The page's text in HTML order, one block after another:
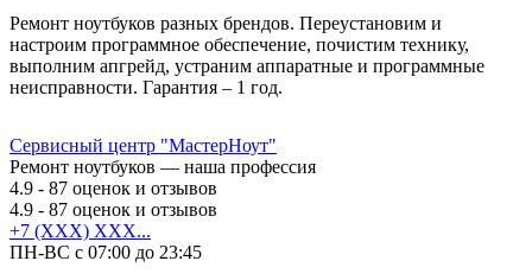
Ремонт ноутбуков разных брендов. Переустановим и
настроим программное обеспечение, почистим технику,
выполним апгрейд, устраним аппаратные и программные
неисправности. Гарантия – 1 год.
Сервисный центр "МастерНоут"
Ремонт ноутбуков — наша профессия
4.9 - 87 оценок и отзывов
4.9 - 87 оценок и отзывов
+7 (XXX) XXX...
ПН-ВС с 07:00 до 23:45